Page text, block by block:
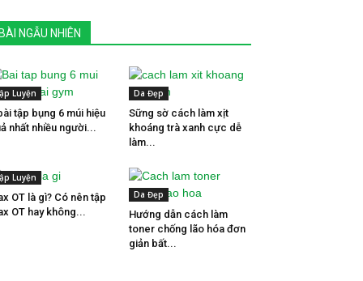
BÀI NGẪU NHIÊN
Luyện
tập bụng 6 múi hiệu
nhất nhiều người...
Da Đẹp
Sững sờ cách làm xịt
khoáng trà xanh cực dễ
làm...
Luyện
OT là gì? Có nên tập
OT hay không...
Da Đẹp
Hướng dẫn cách làm
toner chống lão hóa đơn
giản bất...